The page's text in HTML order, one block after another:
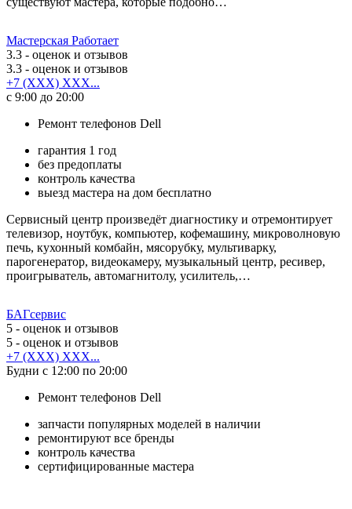
Мастерская Работает
3.3 - оценок и отзывов
3.3 - оценок и отзывов
+7 (XXX) XXX...
с 9:00 до 20:00
Ремонт телефонов Dell
гарантия 1 год
без предоплаты
контроль качества
выезд мастера на дом бесплатно
Сервисный центр произведёт диагностику и отремонтирует
телевизор, ноутбук, компьютер, кофемашину, микроволновую
печь, кухонный комбайн, мясорубку, мультиварку,
парогенератор, видеокамеру, музыкальный центр, ресивер,
проигрыватель, автомагнитолу, усилитель,…
БАГсервис
5 - оценок и отзывов
5 - оценок и отзывов
+7 (XXX) XXX...
Будни с 12:00 по 20:00
Ремонт телефонов Dell
запчасти популярных моделей в наличии
ремонтируют все бренды
контроль качества
сертифицированные мастера